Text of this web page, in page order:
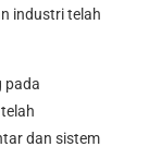
industri telah
pada
dan sistem